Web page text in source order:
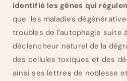
identifié les gènes qui
que les maladies
troubles de l’autophagie suite
déclencheur naturel de la
des cellules toxiques et des
ainsi ses lettres de noblesse